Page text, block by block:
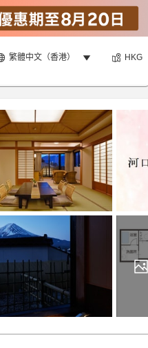
繁體中文（香港） HKG